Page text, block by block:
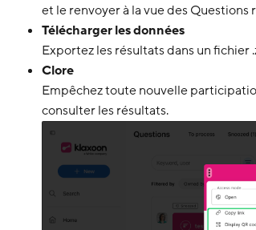
et le renvoyer à la vue des Questions
Télécharger les données
Exportez les résultats dans un fichier
Clore
Empêchez toute nouvelle
consulter les résultats.